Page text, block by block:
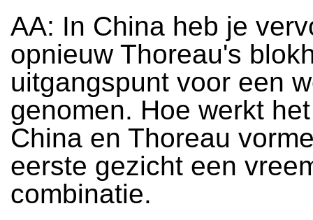
AA: In China heb je
opnieuw Thoreau's
uitgangspunt voor een
genomen. Hoe werkt
China en Thoreau
eerste gezicht een
combinatie.